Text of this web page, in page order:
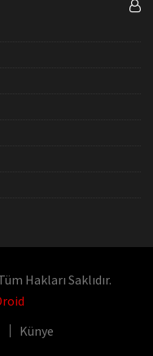
Hakları Saklıdır.
Künye